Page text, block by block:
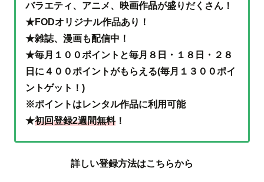
バラエティ、アニメ、映画作品が盛りだくさん！
★FODオリジナル作品あり！
★雑誌、漫画も配信中！
★毎月１００ポイントと毎月８日・１８日・２８
日に４００ポイントがもらえる(毎月１３００ポイ
ントゲット！)
※ポイントはレンタル作品に利用可能
★初回登録2週間無料！
詳しい登録方法はこちらから